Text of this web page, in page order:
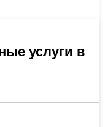
услуги в